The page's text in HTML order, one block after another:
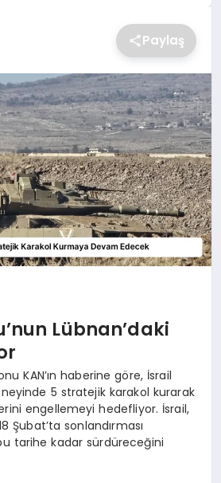
Paylaş
Lübnan’daki
KAN’ın haberine göre, İsrail
5 stratejik karakol kurarak
engellemeyi hedefliyor. İsrail,
Şubat’ta sonlandırması
tarihe kadar sürdüreceğini